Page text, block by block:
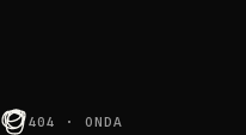
404 · ONDA